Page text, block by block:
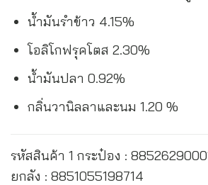
น้ำมันรำข้าว 4.15%
โอลิโกฟรุคโตส 2.30%
น้ำมันปลา 0.92%
กลิ่นวานิลลาและนม 1.20 %
รหัสสินค้า 1 กระป๋อง :
ยกลัง : 8851055198714